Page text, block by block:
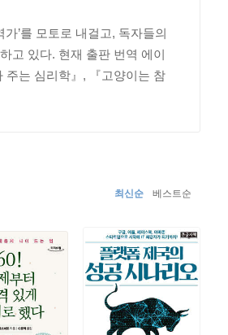
’를 모토로 내걸고, 독자들의
고 있다. 현재 출판 번역 에이
주는 심리학』, 『고양이는 참
최신순 베스트순